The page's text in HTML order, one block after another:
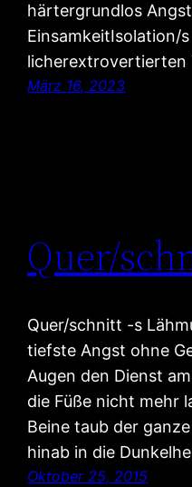
härtergrundlos
EinsamkeitIsolation/
licherextrovertierten
März 16, 2023
Quer/
Quer/schnitt -s
tiefste Angst ohne
Augen den Dienst
die Füße nicht mehr
Beine taub der
hinab in die
Oktober 25, 2015